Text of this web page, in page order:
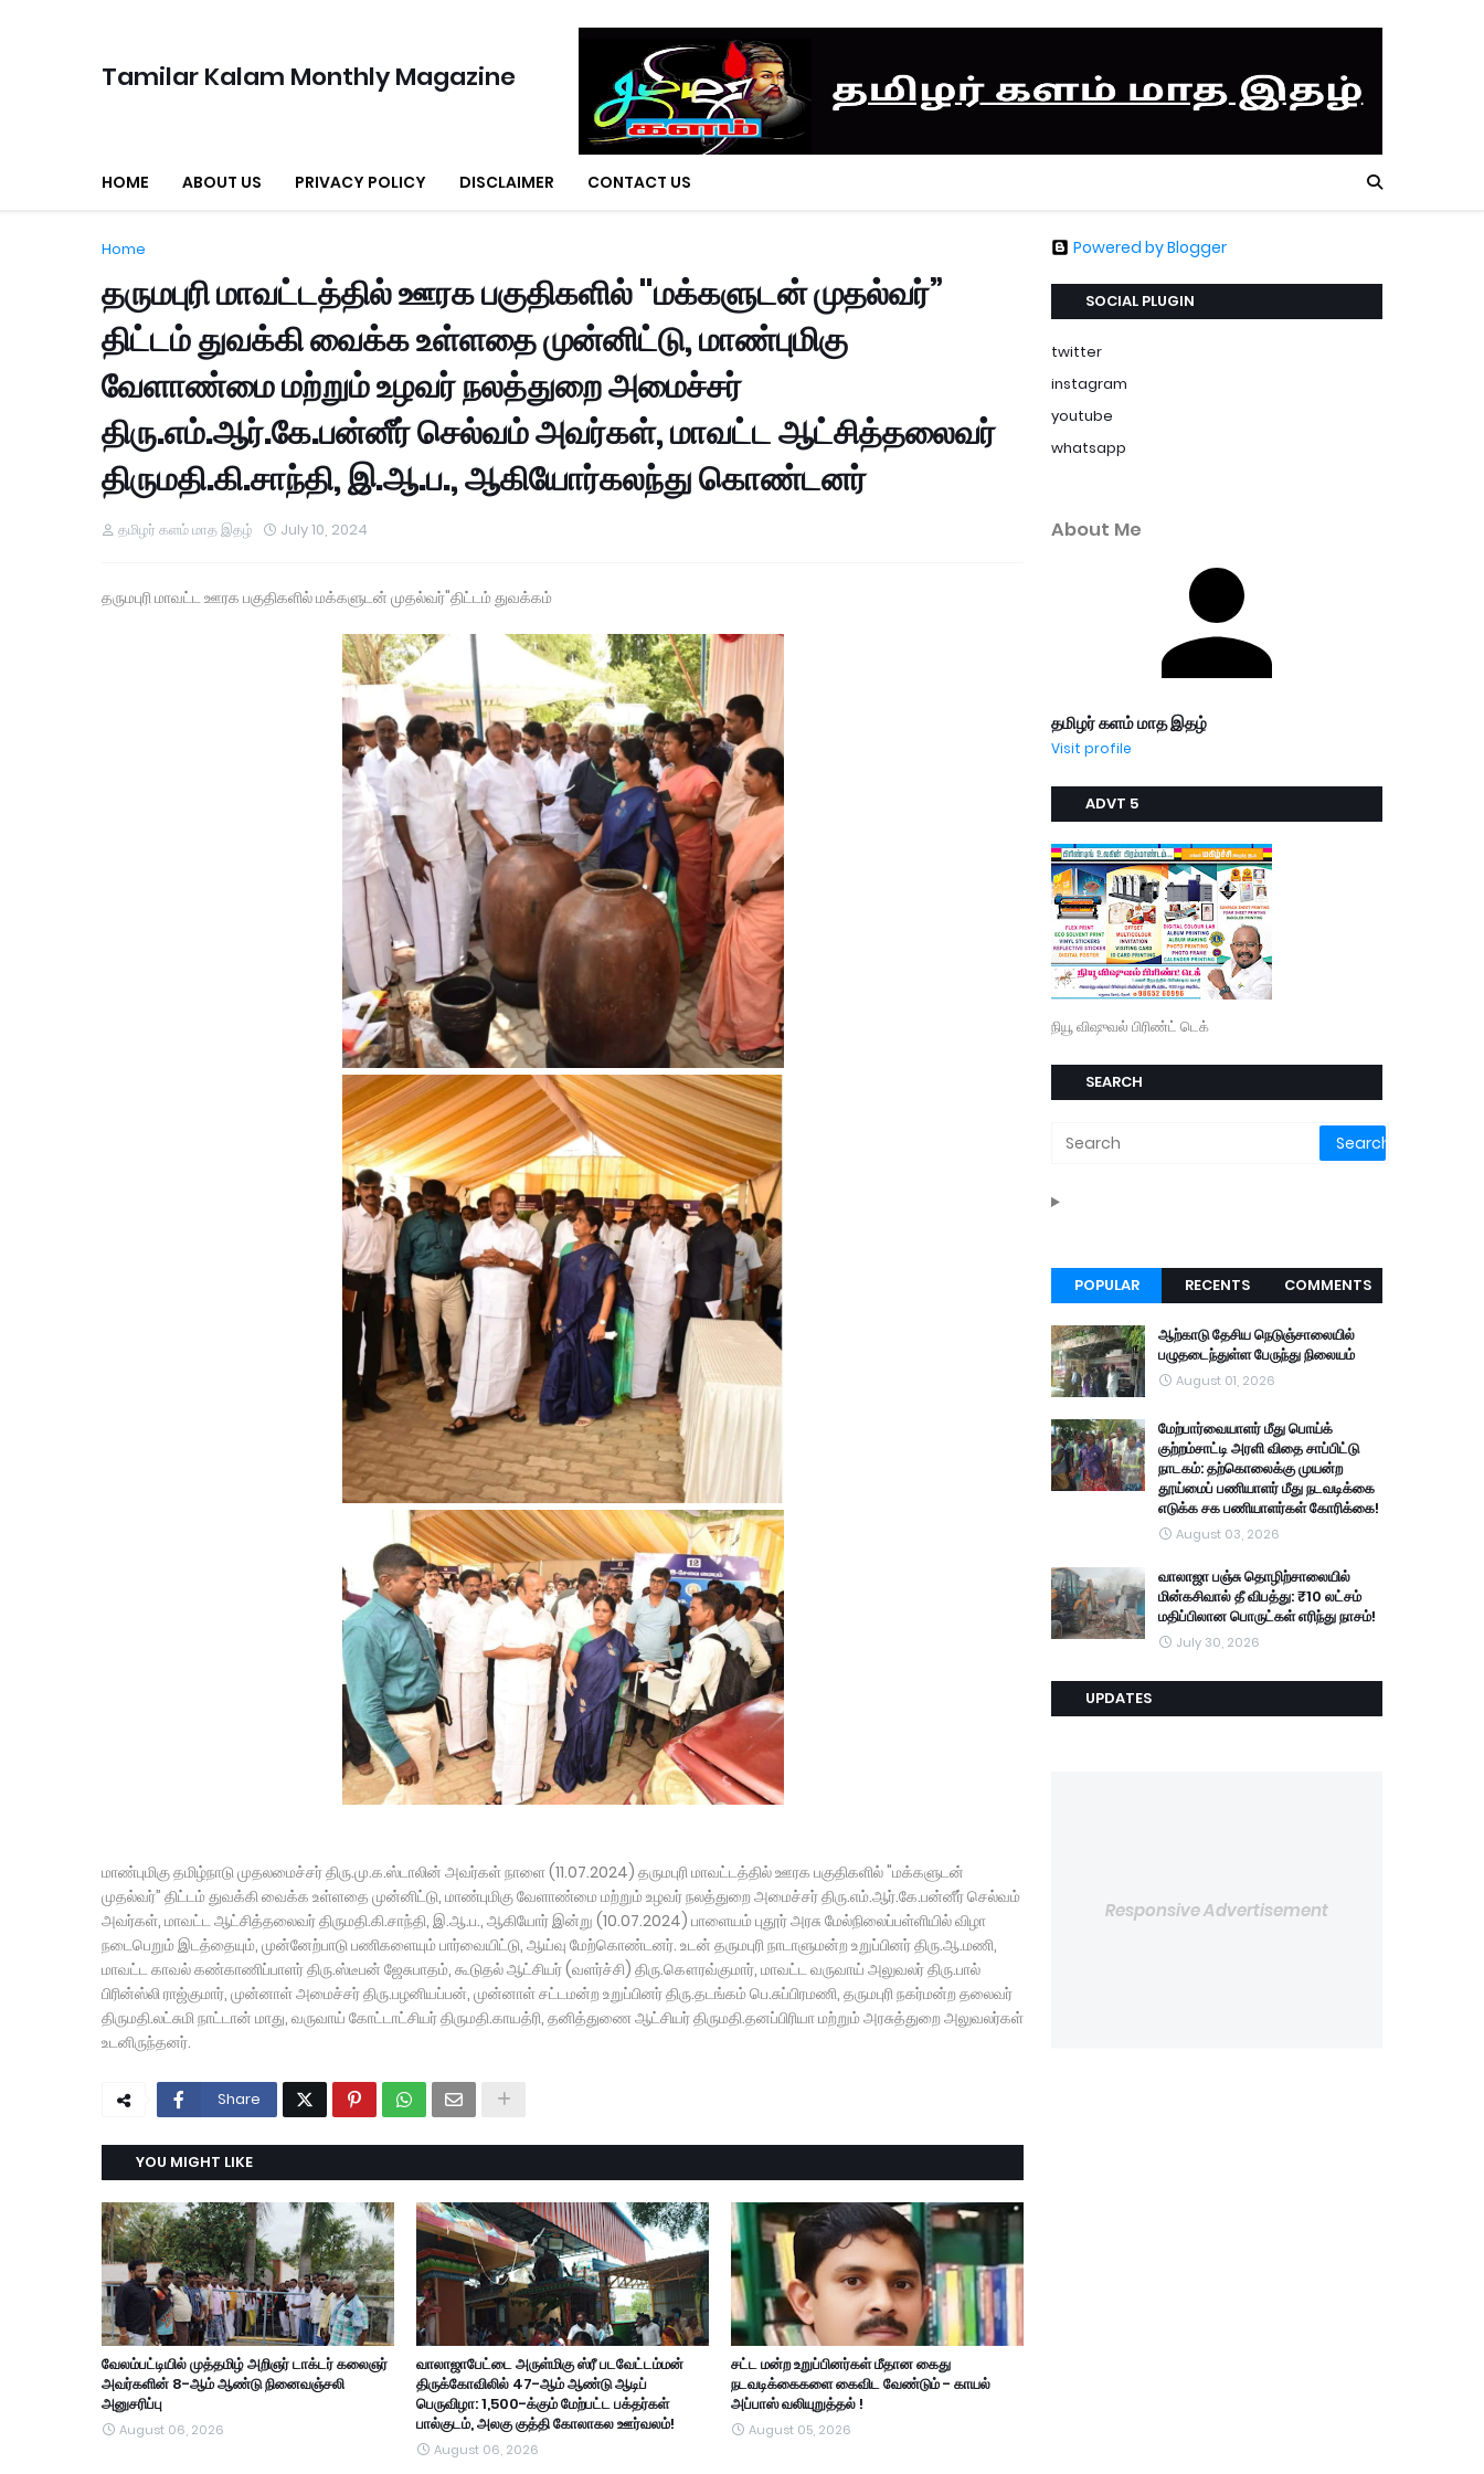
Tamilar Kalam Monthly Magazine
HOME ABOUT US PRIVACY POLICY DISCLAIMER CONTACT US
Home
தருமபுரி மாவட்டத்தில் ஊரக பகுதிகளில் "மக்களுடன் முதல்வர்”
திட்டம் துவக்கி வைக்க உள்ளதை முன்னிட்டு, மாண்புமிகு
வேளாண்மை மற்றும் உழவர் நலத்துறை அமைச்சர்
திரு.எம்.ஆர்.கே.பன்னீர் செல்வம் அவர்கள், மாவட்ட ஆட்சித்தலைவர்
திருமதி.கி.சாந்தி, இ.ஆ.ப., ஆகியோர்கலந்து கொண்டனர்
தமிழர் களம் மாத இதழ் July 10, 2024
தருமபுரி மாவட்ட ஊரக பகுதிகளில் மக்களுடன் முதல்வர்"திட்டம் துவக்கம்
மாண்புமிகு தமிழ்நாடு முதலமைச்சர் திரு.மு.க.ஸ்டாலின் அவர்கள் நாளை (11.07.2024) தருமபுரி மாவட்டத்தில் ஊரக பகுதிகளில் "மக்களுடன்
முதல்வர்” திட்டம் துவக்கி வைக்க உள்ளதை முன்னிட்டு, மாண்புமிகு வேளாண்மை மற்றும் உழவர் நலத்துறை அமைச்சர் திரு.எம்.ஆர்.கே.பன்னீர் செல்வம்
அவர்கள், மாவட்ட ஆட்சித்தலைவர் திருமதி.கி.சாந்தி, இ.ஆ.ப., ஆகியோர் இன்று (10.07.2024) பாளையம் புதூர் அரசு மேல்நிலைப்பள்ளியில் விழா
நடைபெறும் இடத்தையும், முன்னேற்பாடு பணிகளையும் பார்வையிட்டு, ஆய்வு மேற்கொண்டனர். உடன் தருமபுரி நாடாளுமன்ற உறுப்பினர் திரு.ஆ.மணி,
மாவட்ட காவல் கண்காணிப்பாளர் திரு.ஸ்டீபன் ஜேசுபாதம், கூடுதல் ஆட்சியர் (வளர்ச்சி) திரு.கௌரவ்குமார், மாவட்ட வருவாய் அலுவலர் திரு.பால்
பிரின்ஸ்லி ராஜ்குமார், முன்னாள் அமைச்சர் திரு.பழனியப்பன், முன்னாள் சட்டமன்ற உறுப்பினர் திரு.தடங்கம் பெ.சுப்பிரமணி, தருமபுரி நகர்மன்ற தலைவர்
திருமதி.லட்சுமி நாட்டான் மாது, வருவாய் கோட்டாட்சியர் திருமதி.காயத்ரி, தனித்துணை ஆட்சியர் திருமதி.தனப்பிரியா மற்றும் அரசுத்துறை அலுவலர்கள்
உடனிருந்தனர்.
Share
YOU MIGHT LIKE
வேலம்பட்டியில் முத்தமிழ் அறிஞர் டாக்டர் கலைஞர்
அவர்களின் 8-ஆம் ஆண்டு நினைவஞ்சலி
அனுசரிப்பு
August 06, 2026
வாலாஜாபேட்டை அருள்மிகு ஸ்ரீ படவேட்டம்மன்
திருக்கோவிலில் 47-ஆம் ஆண்டு ஆடிப்
பெருவிழா: 1,500-க்கும் மேற்பட்ட பக்தர்கள்
பால்குடம், அலகு குத்தி கோலாகல ஊர்வலம்!
August 06, 2026
சட்ட மன்ற உறுப்பினர்கள் மீதான கைது
நடவடிக்கைகளை கைவிட வேண்டும் - காயல்
அப்பாஸ் வலியுறுத்தல் !
August 05, 2026
Powered by Blogger
SOCIAL PLUGIN
twitter
instagram
youtube
whatsapp
About Me
தமிழர் களம் மாத இதழ்
Visit profile
ADVT 5
நியூ விஷுவல் பிரிண்ட் டெக்
SEARCH
POPULAR RECENTS COMMENTS
ஆற்காடு தேசிய நெடுஞ்சாலையில்
பழுதடைந்துள்ள பேருந்து நிலையம்
August 01, 2026
மேற்பார்வையாளர் மீது பொய்க்
குற்றம்சாட்டி அரளி விதை சாப்பிட்டு
நாடகம்: தற்கொலைக்கு முயன்ற
தூய்மைப் பணியாளர் மீது நடவடிக்கை
எடுக்க சக பணியாளர்கள் கோரிக்கை!
August 03, 2026
வாலாஜா பஞ்சு தொழிற்சாலையில்
மின்கசிவால் தீ விபத்து: ₹10 லட்சம்
மதிப்பிலான பொருட்கள் எரிந்து நாசம்!
July 30, 2026
UPDATES
Responsive Advertisement